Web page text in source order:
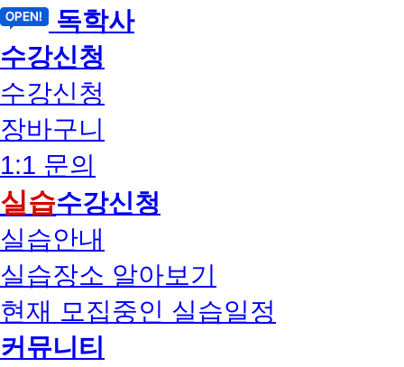
독학사
수강신청
수강신청
장바구니
1:1 문의
실습수강신청
실습안내
실습장소 알아보기
현재 모집중인 실습일정
커뮤니티